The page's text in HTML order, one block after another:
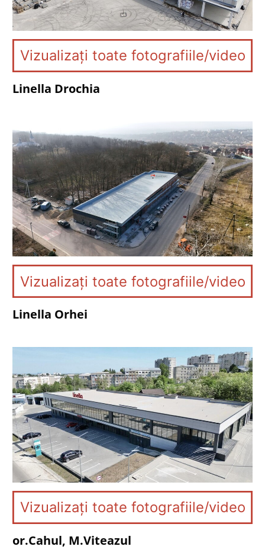
Vizualizați toate fotografiile/video
Linella Drochia
Vizualizați toate fotografiile/video
Linella Orhei
Vizualizați toate fotografiile/video
or.Cahul, M.Viteazul